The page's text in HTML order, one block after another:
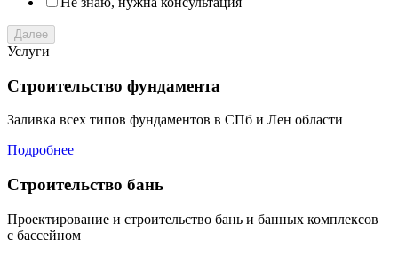
Далее
Услуги
Строительство фундамента
Заливка всех типов фундаментов в СПб и Лен области
Подробнее
Строительство бань
Проектирование и строительство бань и банных комплексов
с бассейном